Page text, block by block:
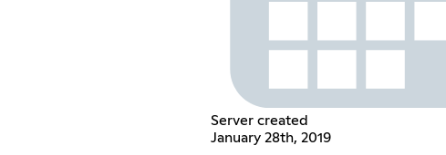
Server created
January 28th, 2019